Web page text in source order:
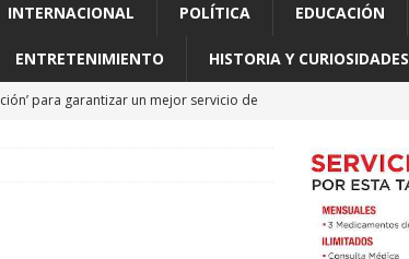
INTERNACIONAL POLÍTICA EDUCACIÓN
ENTRETENIMIENTO HISTORIA Y CURIOSIDADES
para garantizar un mejor servicio de